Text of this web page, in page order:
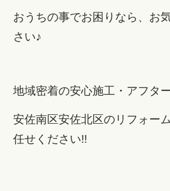
おうちの事でお困りなら、お
さい♪
地域密着の安心施工・アフタ
安佐南区安佐北区のリフォー
任せください!!